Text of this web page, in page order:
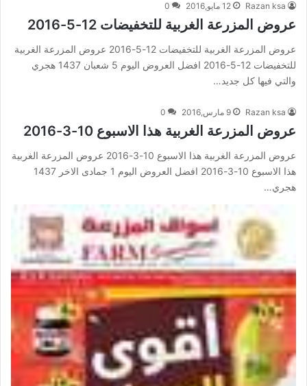
Razan ksa 12 مايو,2016 0
عروض المزرعة الغربية للتخفيضات 12-5-2016
عروض المزرعة الغربية للتخفيضات 12-5-2016 عروض المزرعة الغربية
للتخفيضات 12-5-2016 افضل العروض اليوم 5 شعبان 1437 هجري
والتي فيها كل جديد…
Razan ksa 9 مارس,2016 0
عروض المزرعة الغربية هذا الاسبوع 10-3-2016
عروض المزرعة الغربية هذا الاسبوع 10-3-2016 عروض المزرعة الغربية
هذا الاسبوع 10-3-2016 افضل العروض اليوم 1 جمادى الاخر 1437
هجري…